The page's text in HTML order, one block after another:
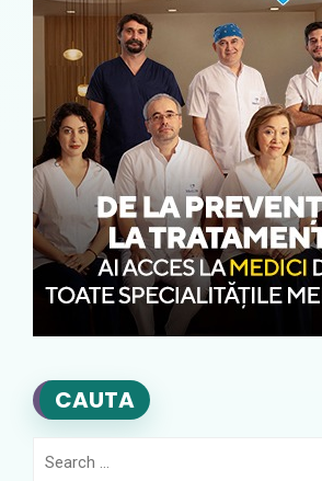
CAUTA